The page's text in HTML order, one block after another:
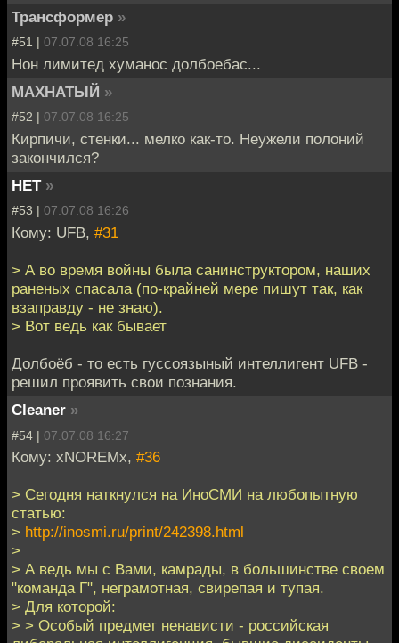
Трансформер »
#51 | 07.07.08 16:25
Нон лимитед хуманос долбоебас...
МАХНАТЫЙ »
#52 | 07.07.08 16:25
Кирпичи, стенки... мелко как-то. Неужели полоний
закончился?
НЕТ »
#53 | 07.07.08 16:26
Кому: UFB, #31
> А во время войны была санинструктором, наших
раненых спасала (по-крайней мере пишут так, как
взаправду - не знаю).
> Вот ведь как бывает
Долбоёб - то есть гуссоязыный интеллигент UFB -
решил проявить свои познания.
Cleaner »
#54 | 07.07.08 16:27
Кому: xNOREMx, #36
> Сегодня наткнулся на ИноСМИ на любопытную
статью:
> http://inosmi.ru/print/242398.html
>
> А ведь мы с Вами, камрады, в большинстве своем
"команда Г", неграмотная, свирепая и тупая.
> Для которой:
> > Особый предмет ненависти - российская